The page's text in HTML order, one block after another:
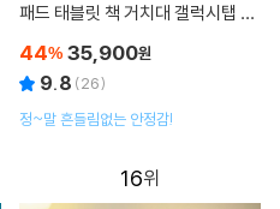
패드 태블릿 책 거치대 갤럭시탭 스
44% 35,900원
9.8 (26)
정~말 흔들림없는 안정감!
16